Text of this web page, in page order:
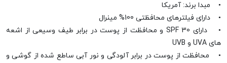
• مبدا برند: آمریکا
• دارای فیلترهای محافظتی 100% مینرال
• دارای SPF 30 و محافظت از پوست در برابر طیف وسیعی از اشعه
های UVA و UVB
• محافظت از پوست در برابر آلودگی و نور آبی ساطع شده از گوشی و